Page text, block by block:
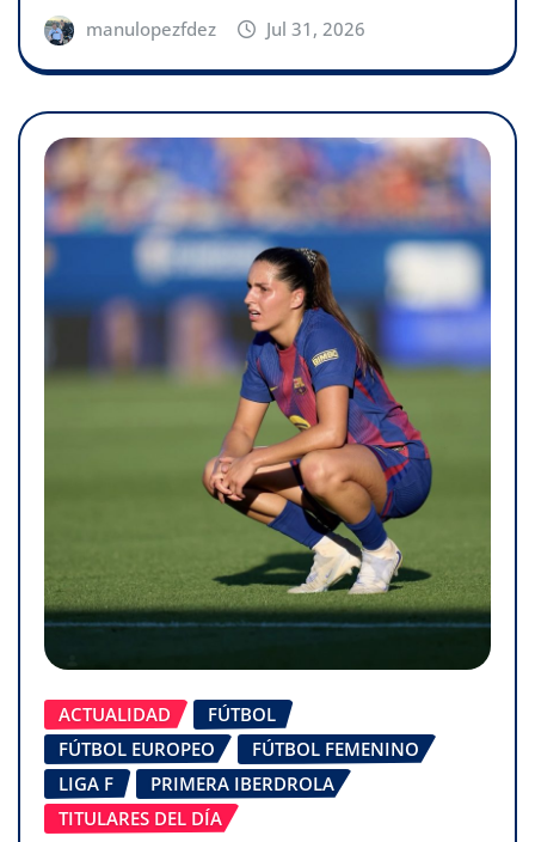
manulopezfdez Jul 31, 2026
ACTUALIDAD
FÚTBOL
FÚTBOL EUROPEO
FÚTBOL FEMENINO
LIGA F
PRIMERA IBERDROLA
TITULARES DEL DÍA